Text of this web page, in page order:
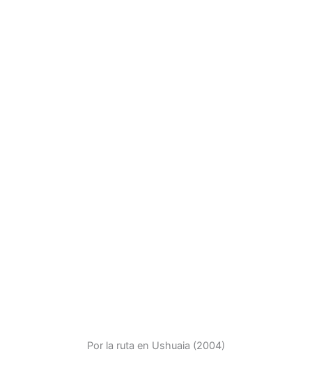
Por la ruta en Ushuaia (2004)